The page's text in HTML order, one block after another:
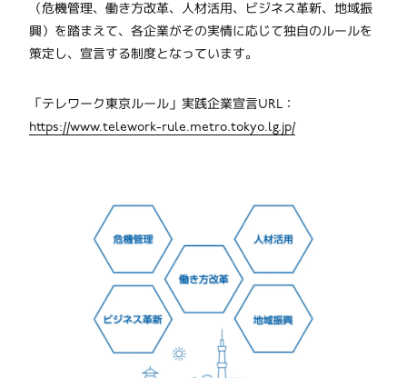
（危機管理、働き方改革、人材活用、ビジネス革新、地域振
興）を踏まえて、各企業がその実情に応じて独自のルールを
策定し、宣言する制度となっています。
「テレワーク東京ルール」実践企業宣言URL：
https://www.telework-rule.metro.tokyo.lg.jp/